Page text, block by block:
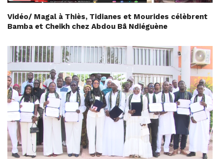
Vidéo/ Magal à Thiès, Tidianes et Mourides célèbrent
Bamba et Cheikh chez Abdou Bâ Ndiéguène